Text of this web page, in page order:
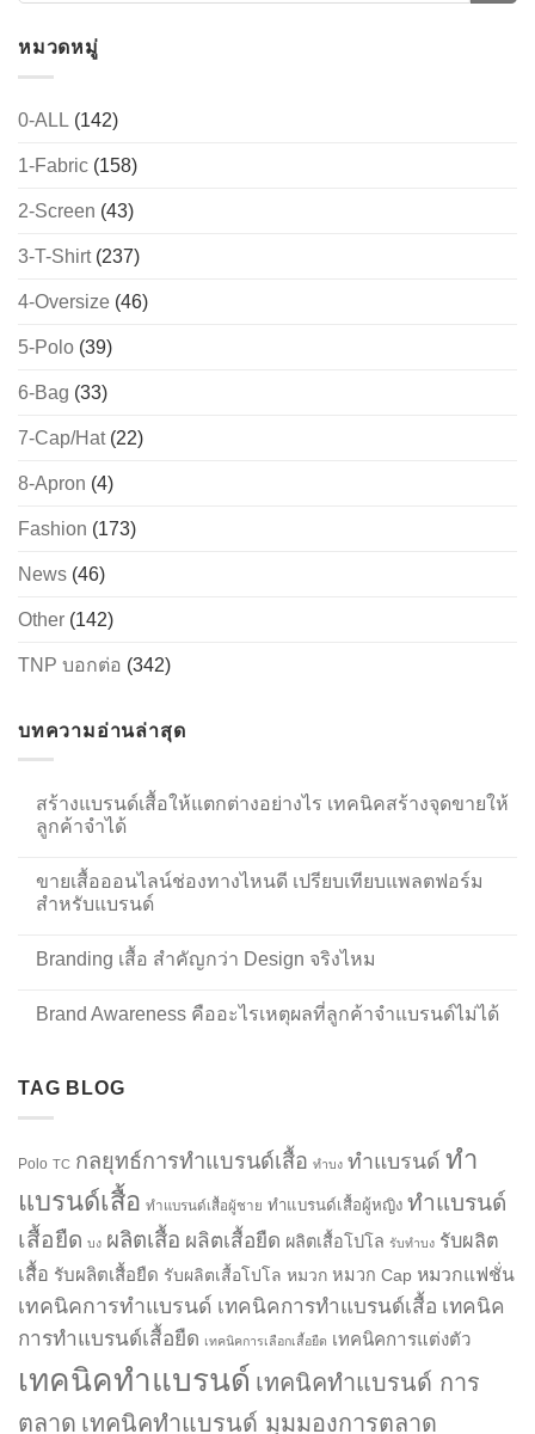
หมวดหมู่
0-ALL (142)
1-Fabric (158)
2-Screen (43)
3-T-Shirt(237)
4-Oversize (46)
5-Polo (39)
6-Bag (33)
7-Cap/Hat(22)
8-Apron (4)
Fashion (173)
News (46)
Other (142)
TNP บอกต่อ (342)
บทความอ่านล่าสุด
สร้างแบรนด์เสื้อให้แตกต่างอย่างไร เทคนิคสร้างจุดขายให้
ลูกค้าจำได้
ขายเสื้อออนไลน์ช่องทางไหนดี เปรียบเทียบแพลตฟอร์ม
สำหรับแบรนด์
Branding เสื้อ สำคัญกว่า Design จริงไหม
Brand Awareness คืออะไรเหตุผลที่ลูกค้าจำแบรนด์ไม่ได้
TAG BLOG
Polo TC กลยุทธ์การทำแบรนด์เสื้อ ทำบง ทำแบรนด์ ทำ
แบรนด์เสื้อ ทำแบรนด์เสื้อผู้ชาย ทำแบรนด์เสื้อผู้หญิง ทำแบรนด์
เสื้อยืด บง ผลิตเสื้อ ผลิตเสื้อยืด ผลิตเสื้อโปโล รับทำบง รับผลิต
เสื้อ รับผลิตเสื้อยืด รับผลิตเสื้อโปโล หมวก หมวก Cap หมวกแฟชั่น
เทคนิคการทำแบรนด์ เทคนิคการทำแบรนด์เสื้อ เทคนิค
การทำแบรนด์เสื้อยืด เทคนิคการเลือกเสื้อยืด เทคนิคการแต่งตัว
เทคนิคทำแบรนด์ เทคนิคทำแบรนด์ การ
ตลาด เทคนิคทำแบรนด์ มุมมองการตลาด